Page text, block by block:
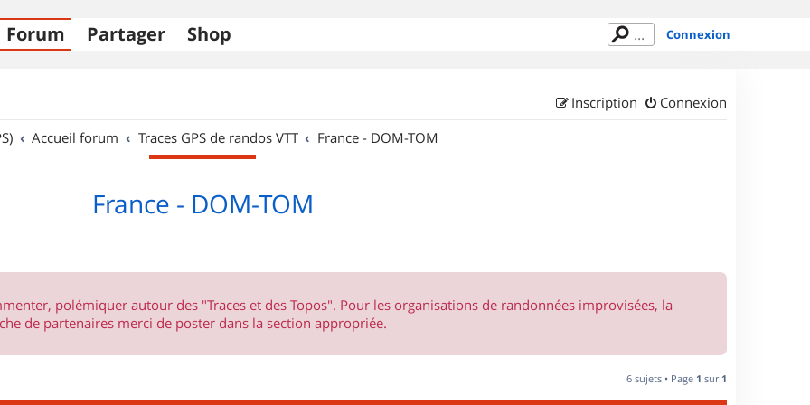
Forum Partager Shop Connexion
Connexion
Inscription
Accueil forum Traces GPS de randos VTT France - DOM-TOM
France - DOM-TOM
polémiquer autour des "Traces et des Topos". Pour les organisations de randonnées improvisées, la
de partenaires merci de poster dans la section appropriée.
6 sujets • Page 1 sur 1